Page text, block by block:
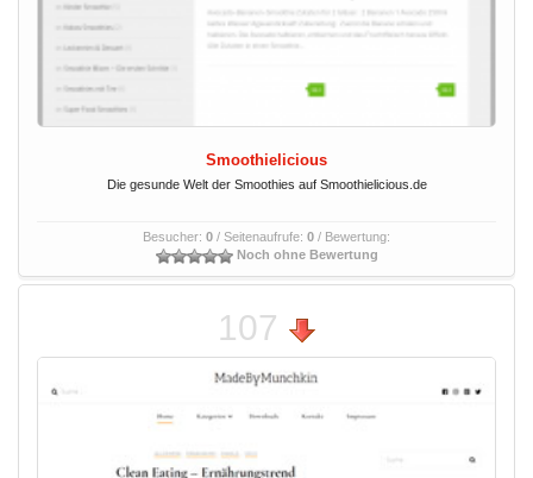
Smoothielicious
Die gesunde Welt der Smoothies auf Smoothielicious.de
Besucher: 0 / Seitenaufrufe: 0 / Bewertung:
Noch ohne Bewertung
107